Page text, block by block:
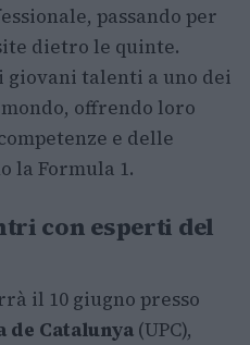
passando per
dietro le quinte.
giovani talenti a uno dei
offrendo loro
e delle
la Formula 1.
con esperti del
il 10 giugno presso
de Catalunya (UPC),